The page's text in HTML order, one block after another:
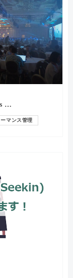
…
マンス管理